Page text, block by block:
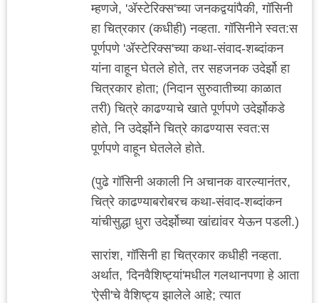
म्हणजे, 'ॲस्टेरिक्स'च्या जनकद्वयांपैकी, गॉसिनी
हा चित्रकार (कधीही) नव्हता. गॉसिनीने स्वत:स
पूर्णपणे 'ॲस्टेरिक्स'च्या कथा-संवाद-शब्दांकन
यांना वाहून घेतले होते, तर सहजनक उदेर्झो हा
चित्रकार होता; (निदान सुरुवातीच्या काळात
तरी) चित्रे काढण्याचे खाते पूर्णपणे उदेर्झोकडे
होते, नि उदेर्झोने चित्रे काढण्यास स्वत:स
पूर्णपणे वाहून घेतलेले होते.
(पुढे गॉसिनी अकाली नि अचानक वारल्यानंतर,
चित्रे काढण्याबरोबरच कथा-संवाद-शब्दांकन
यांचीसुद्धा धुरा उदेर्झोच्या खांद्यांवर येऊन पडली.)
सारांश, गॉसिनी हा चित्रकार कधीही नव्हता.
अर्थात, 'दिनवैशिष्ट्यां'मधील गलथानपणा हे आता
'ऐसी'चे वैशिष्ट्य झालेले आहे; त्यात